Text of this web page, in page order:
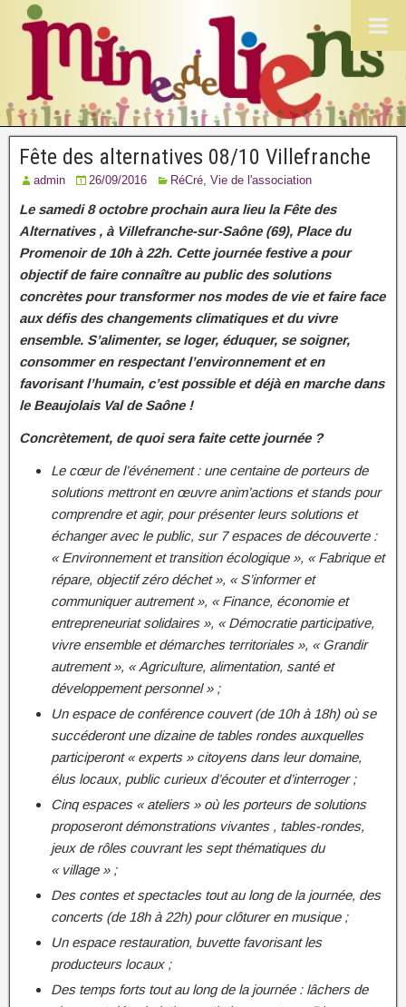
Fête des alternatives 08/10 Villefranche
admin 26/09/2016 RéCré, Vie de l'association
Le samedi 8 octobre prochain aura lieu la Fête des
Alternatives , à Villefranche-sur-Saône (69), Place du
Promenoir de 10h à 22h. Cette journée festive a pour
objectif de faire connaître au public des solutions
concrètes pour transformer nos modes de vie et faire face
aux défis des changements climatiques et du vivre
ensemble. S’alimenter, se loger, éduquer, se soigner,
consommer en respectant l’environnement et en
favorisant l’humain, c’est possible et déjà en marche dans
le Beaujolais Val de Saône !
Concrètement, de quoi sera faite cette journée ?
Le cœur de l’événement : une centaine de porteurs de
solutions mettront en œuvre anim’actions et stands pour
comprendre et agir, pour présenter leurs solutions et
échanger avec le public, sur 7 espaces de découverte :
« Environnement et transition écologique », « Fabrique et
répare, objectif zéro déchet », « S’informer et
communiquer autrement », « Finance, économie et
entrepreneuriat solidaires », « Démocratie participative,
vivre ensemble et démarches territoriales », « Grandir
autrement », « Agriculture, alimentation, santé et
développement personnel » ;
Un espace de conférence couvert (de 10h à 18h) où se
succéderont une dizaine de tables rondes auxquelles
participeront « experts » citoyens dans leur domaine,
élus locaux, public curieux d’écouter et d’interroger ;
Cinq espaces « ateliers » où les porteurs de solutions
proposeront démonstrations vivantes , tables-rondes,
jeux de rôles couvrant les sept thématiques du
« village » ;
Des contes et spectacles tout au long de la journée, des
concerts (de 18h à 22h) pour clôturer en musique ;
Un espace restauration, buvette favorisant les
producteurs locaux ;
Des temps forts tout au long de la journée : lâchers de